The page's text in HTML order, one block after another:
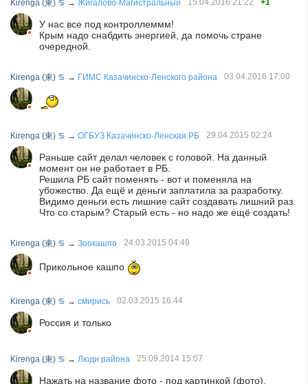
Kirenga (東) ♋ → Жигалово-Магистральный
У нас все под контроллеммм!
Крым надо снабдить энергией, да помочь стране
очередной.
Kirenga (東) ♋ → ГИМС Казачинско-Ленского района 03.04.2016 17:00
Kirenga (東) ♋ → ОГБУЗ Казачинско-Ленская РБ 29.04.2015 02:24
Раньше сайт делал человек с головой. На данный
момент он не работает в РБ.
Решила РБ сайт поменять - вот и поменяла на
убожество. Да ещё и деньги заплатила за разработку.
Видимо деньги есть лишние сайт создавать лишний раз.
Что со старым? Старый есть - но надо же ещё создать!
Kirenga (東) ♋ → Зоокашпо 24.03.2015 04:49
Прикольное кашпо
Kirenga (東) ♋ → смирись 02.03.2015 16:44
Россия и только
Kirenga (東) ♋ → Люди района 25.09.2014 15:07
Нажать на название фото - под картинкой (фото).